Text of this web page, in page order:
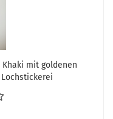
mit goldenen